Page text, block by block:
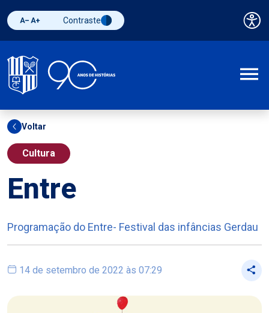
Diminuir fonte
Aumentar fonteAlternar contraste
Contraste
Voltar
Cultura
Entre
Programação do Entre- Festival das infâncias Gerdau
14 de setembro de 2022 às 07:29